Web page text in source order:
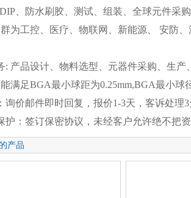
、防水刷胶、测试、组装、全球元件采
为工控、医疗、物联网、新能源、 安防、
: 产品设计、物料选型、元器件采购、生
满足BGA最小球距为0.25mm,BGA最小
询价邮件即时回复，报价1-3天，客诉处理
护：签订保密协议，未经客户允许绝不把
产品